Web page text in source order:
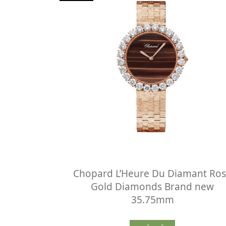
Chopard L’Heure Du Diamant
Gold Diamonds Brand new
35.75mm